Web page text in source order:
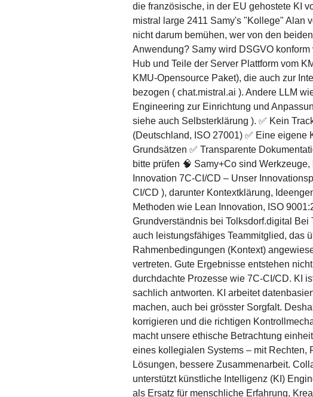
die französische, in der EU gehostete KI
mistral large 2411 Samy's "Kollege" Alan
nicht darum bemühen, wer von den
Anwendung? Samy wird DSGVO
Hub und Teile der Server Plattform vom
KMU-Opensource Paket), die auch zur
bezogen ( chat.mistral.ai ). Andere LLM
Engineering zur Einrichtung und
siehe auch Selbsterklärung ). ✅ Kein
(Deutschland, ISO 27001) ✅ Eine
Grundsätzen ✅ Transparente
bitte prüfen 🧠 Samy+Co sind
Innovation 7C-CI/CD – Unser
CI/CD ), darunter Kontextklärung,
Methoden wie Lean Innovation, ISO
Grundverständnis bei Tolksdorf.digital
auch leistungsfähiges Teammitglied, das
Rahmenbedingungen (Kontext)
vertreten. Gute Ergebnisse entstehen
durchdachte Prozesse wie 7C-CI/CD. KI
sachlich antworten. KI arbeitet
machen, auch bei grösster Sorgfalt.
korrigieren und die richtigen
macht unsere ethische Betrachtung
eines kollegialen Systems – mit Rechten,
Lösungen, bessere Zusammenarbeit.
unterstützt künstliche Intelligenz (KI)
als Ersatz für menschliche Erfahrung,